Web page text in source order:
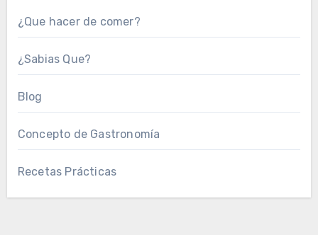
¿Que hacer de comer?
¿Sabias Que?
Blog
Concepto de Gastronomía
Recetas Prácticas